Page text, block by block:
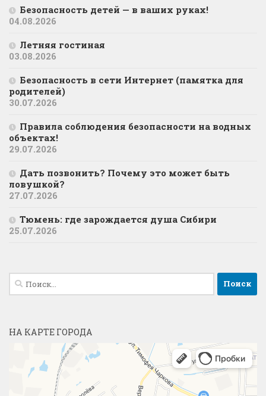
Безопасность детей — в ваших руках!
04.08.2026
Летняя гостиная
03.08.2026
Безопасность в сети Интернет (памятка для
родителей)
30.07.2026
Правила соблюдения безопасности на водных
объектах!
29.07.2026
Дать позвонить? Почему это может быть
ловушкой?
27.07.2026
Тюмень: где зарождается душа Сибири
25.07.2026
Найти:
НА КАРТЕ ГОРОДА